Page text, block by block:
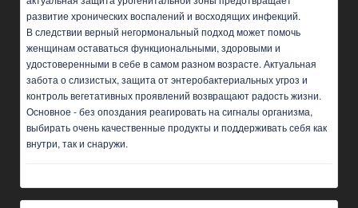
развитие хронических воспалений и восходящих инфекций.
В следствии верный негормональный подход может помочь
женщинам оставаться функциональными, здоровыми и
удостоверенными в себе в самом разном возрасте. Актуальная
забота о слизистых, защита от энтеробактериальных угроз и
контроль вегетативных проявлений возвращают радость жизни.
Основное - без опоздания реагировать на сигналы организма,
выбирать очень качественные продукты и поддерживать себя как
внутри, так и снаружи.